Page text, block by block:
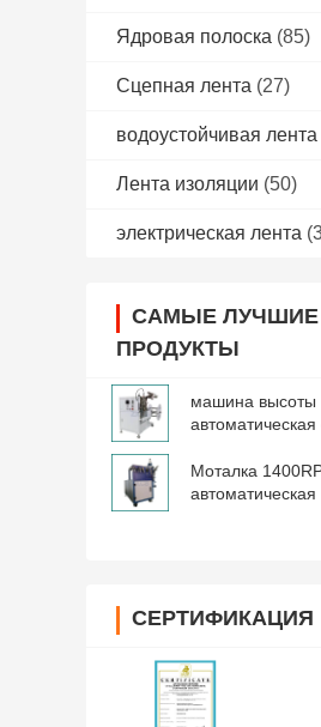
Ядровая полоска (85)
Сцепная лента (27)
водоустойчивая лента
Лента изоляции (50)
электрическая лента
САМЫЕ ЛУЧШИЕ
ПРОДУКТЫ
машина высоты
Моталка
СЕРТИФИКАЦИЯ